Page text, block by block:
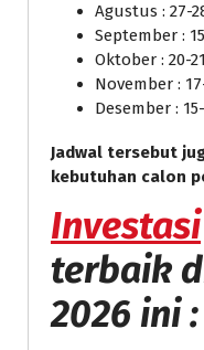
Agustus : 27-
September :
Oktober : 20-
November :
Desember :
Jadwal tersebut
kebutuhan calon
Investasi
terbaik
2026 ini :